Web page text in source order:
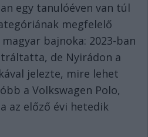
egy tanulóéven van túl
megfelelő
bajnoka: 2023-ban
de Nyirádon a
jelezte, mire lehet
a Volkswagen Polo,
az előző évi hetedik